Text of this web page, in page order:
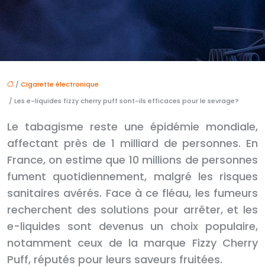
/ Cigarette électronique
/ Les e-liquides fizzy cherry puff sont-ils efficaces pour le sevrage?
Le tabagisme reste une épidémie mondiale,
affectant près de 1 milliard de personnes. En
France, on estime que 10 millions de personnes
fument quotidiennement, malgré les risques
sanitaires avérés. Face à ce fléau, les fumeurs
recherchent des solutions pour arrêter, et les
e-liquides sont devenus un choix populaire,
notamment ceux de la marque Fizzy Cherry
Puff, réputés pour leurs saveurs fruitées.